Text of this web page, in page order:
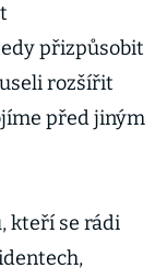
přizpůsobit
rozšířit
před jiným
kteří se rádi